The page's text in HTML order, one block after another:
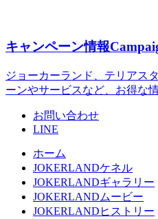
キャンペーン情報
ジョーカーランド、テリアス
ーンやサービスなど、お得な
お問い合わせ
LINE
ホーム
JOKERLANDケネル
JOKERLANDギャラリー
JOKERLANDムービー
JOKERLANDヒストリー